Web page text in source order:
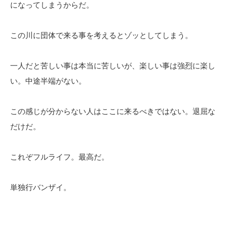
になってしまうからだ。
この川に団体で来る事を考えるとゾッとしてしまう。
一人だと苦しい事は本当に苦しいが、楽しい事は強烈に楽し
い。中途半端がない。
この感じが分からない人はここに来るべきではない。退屈な
だけだ。
これぞフルライフ。最高だ。
単独行バンザイ。